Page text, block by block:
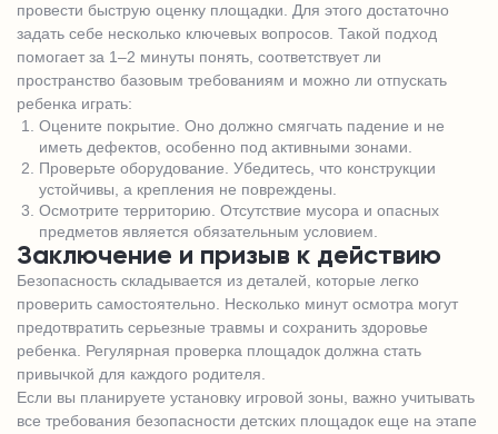
провести быструю оценку площадки. Для этого достаточно
задать себе несколько ключевых вопросов. Такой подход
помогает за 1–2 минуты понять, соответствует ли
пространство базовым требованиям и можно ли отпускать
ребенка играть:
Оцените покрытие. Оно должно смягчать падение и не
иметь дефектов, особенно под активными зонами.
Проверьте оборудование. Убедитесь, что конструкции
устойчивы, а крепления не повреждены.
Осмотрите территорию. Отсутствие мусора и опасных
предметов является обязательным условием.
Заключение и призыв к действию
Безопасность складывается из деталей, которые легко
проверить самостоятельно. Несколько минут осмотра могут
предотвратить серьезные травмы и сохранить здоровье
ребенка. Регулярная проверка площадок должна стать
привычкой для каждого родителя.
Если вы планируете установку игровой зоны, важно учитывать
все требования безопасности детских площадок еще на этапе